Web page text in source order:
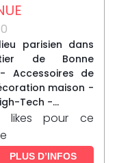
parisien dans
de Bonne
Accessoires de
maison -
Tech -...
likes pour ce
PLUS D’INFOS